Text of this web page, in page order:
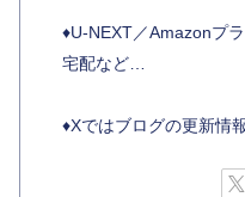
♦︎U-NEXT／Amazonプ
宅配など…
♦︎Xではブログの更新情